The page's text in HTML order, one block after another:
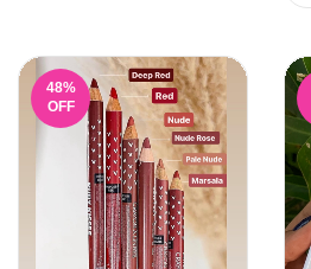
48%
OFF